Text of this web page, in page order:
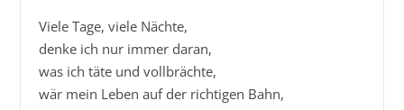
Viele Tage, viele Nächte,
denke ich nur immer daran,
was ich täte und vollbrächte,
wär mein Leben auf der richtigen Bahn,